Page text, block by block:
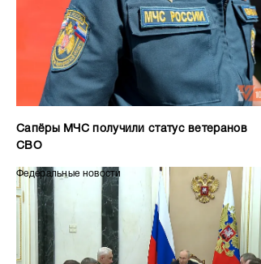
Сапёры МЧС получили статус ветеранов
СВО
Федеральные новости